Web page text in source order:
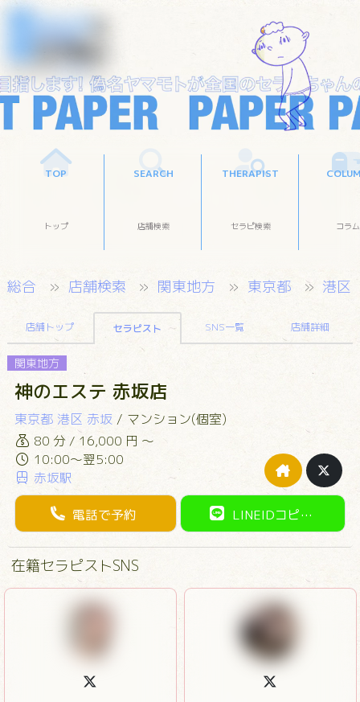
TOP
トップ
SEARCH
店舗検索
THERAPIST
セラピ検索 コラム
総合 店舗検索 関東地方 東京都 港区
店舗トップ セラピスト SNS一覧 店舗詳細
関東地方
神のエステ 赤坂店
東京都 港区 赤坂 / マンション(個室)
80 分 / 16,000 円 ～
10:00～翌5:00
赤坂駅
電話で予約 LINEIDコピー
在籍セラピストSNS